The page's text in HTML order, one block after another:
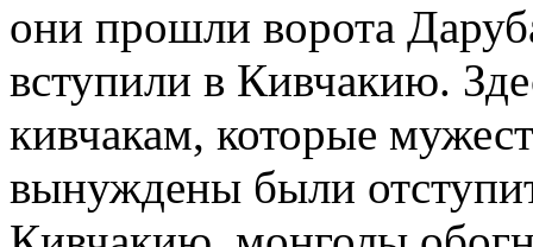
они прошли ворота
вступили в Кивчакию.
кивчакам, которые
вынуждены были